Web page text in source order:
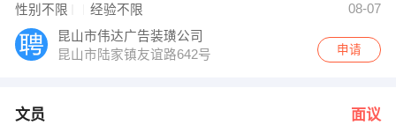
性别不限 经验不限
08-07
昆山市伟达广告装璜公司
昆山市陆家镇友谊路642号
申请
文员 面议